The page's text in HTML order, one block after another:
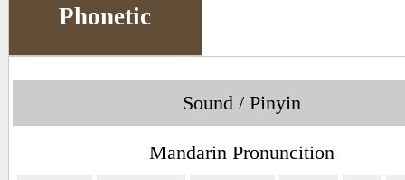
Phonetic
Sound / Pinyin
Mandarin Pronuncition